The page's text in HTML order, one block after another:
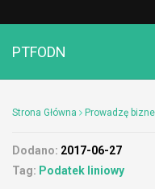
PTFODN
Strona Główna Prowadzę
Dodano: 2017-06-27
Tag: Podatek liniowy